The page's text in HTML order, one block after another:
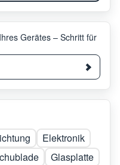
Gerätes – Schritt für
Elektronik
Glasplatte